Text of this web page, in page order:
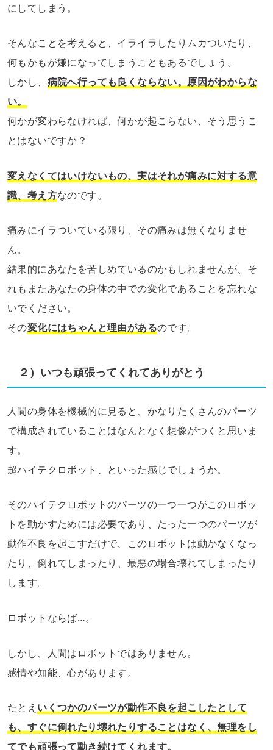
にしてしまう。
そんなことを考えると、イライラしたりムカついたり、
何もかもが嫌になってしまうこともあるでしょう。
しかし、 病院へ行っても良くならない。原因がわからな
い。
何かが変わらなければ、何かが起こらない、そう思うこ
とはないですか？
変えなくてはいけないもの、実はそれが痛みに対する意
識、考え方なのです。
痛みにイラついている限り、その痛みは無くなりませ
ん。
結果的にあなたを苦しめているのかもしれませんが、そ
れもまたあなたの身体の中での変化であることを忘れな
いでください。
その変化にはちゃんと理由があるのです。
２）いつも頑張ってくれてありがとう
人間の身体を機械的に見ると、かなりたくさんのパーツ
で構成されていることはなんとなく想像がつくと思いま
す。
超ハイテクロボット、といった感じでしょうか。
そのハイテクロボットのパーツの一つ一つがこのロボッ
トを動かすためには必要であり、たった一つのパーツが
動作不良を起こすだけで、このロボットは動かなくなっ
たり、倒れてしまったり、最悪の場合壊れてしまったり
します。
ロボットならば…。
しかし、人間はロボットではありません。
感情や知能、心があります。
たとえ いくつかのパーツが動作不良を起こしたとして
も、すぐに倒れたり壊れたりすることはなく、無理をし
てでも頑張って動き続けてくれます。